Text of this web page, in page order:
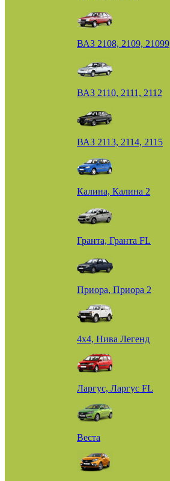
ВАЗ 2108, 2109, 21099
ВАЗ 2110, 2111, 2112
ВАЗ 2113, 2114, 2115
Калина, Калина 2
Гранта, Гранта FL
Приора, Приора 2
4х4, Нива Легенд
Ларгус, Ларгус FL
Веста